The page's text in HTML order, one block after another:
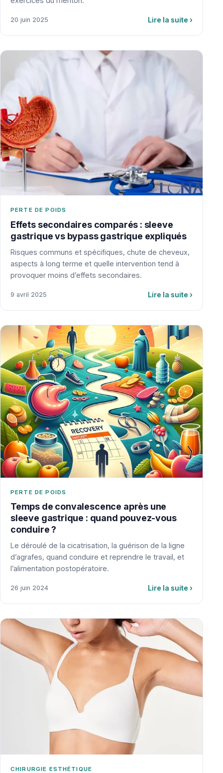
20 juin 2025 Lire la suite ›
PERTE DE POIDS
Effets secondaires comparés : sleeve
gastrique vs bypass gastrique expliqués
Risques communs et spécifiques, chute de cheveux,
aspects à long terme et quelle intervention tend à
provoquer moins d’effets secondaires.
9 avril 2025 Lire la suite ›
PERTE DE POIDS
Temps de convalescence après une
sleeve gastrique : quand pouvez-vous
conduire ?
Le déroulé de la cicatrisation, la guérison de la ligne
d’agrafes, quand conduire et reprendre le travail, et
l’alimentation postopératoire.
26 juin 2024 Lire la suite ›
CHIRURGIE ESTHÉTIQUE